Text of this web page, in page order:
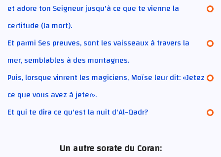
et adore ton Seigneur jusqu'à ce que te vienne la
certitude (la mort).
Et parmi Ses preuves, sont les vaisseaux à travers la
mer, semblables à des montagnes.
Puis, lorsque vinrent les magiciens, Moïse leur dit: «Jetez
ce que vous avez à jeter».
Et qui te dira ce qu'est la nuit d'Al-Qadr?
Un autre sorate du Coran: